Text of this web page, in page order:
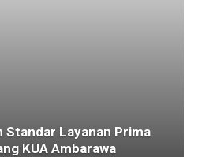
Standar Layanan Prima
KUA Ambarawa